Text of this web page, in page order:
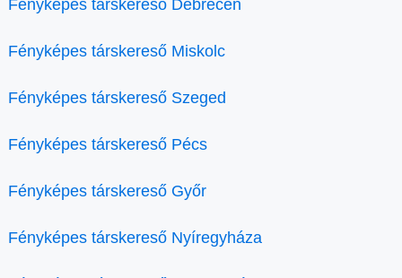
Fényképes társkereső Debrecen
Fényképes társkereső Miskolc
Fényképes társkereső Szeged
Fényképes társkereső Pécs
Fényképes társkereső Győr
Fényképes társkereső Nyíregyháza